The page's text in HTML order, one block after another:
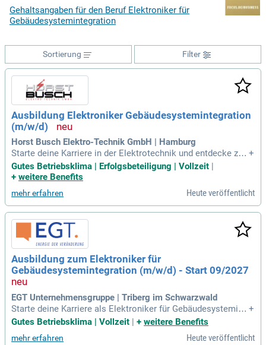
Gehaltsangaben für den Beruf Elektroniker für
Gebäudesystemintegration
Filter
Sortierung
Ausbildung Elektroniker Gebäudesystemintegration
(m/w/d)
Horst Busch Elektro-Technik GmbH | Hamburg
Starte deine Karriere in der Elektrotechnik und entdecke zah
lreiche Jobmöglichkeiten als Elektroniker, Elektrotechniker,
Meister oder Ingenieur! Bei uns profitierst du von überdurch
nus, der deine Ausbildungsvergütung enorm steigert. Du brin
gst einen mittleren Schulabschluss oder Abitur mit und hast
eine Leidenschaft für Elektrotechnik? Wir suchen kommuni
kative und zuverlässige Talente, die im Team arbeiten könne
n. Zudem bieten wir hohe Übernahmechancen, Azubi-Events
und professionelle Schulungen. Sicher dir jetzt dein Praktiku
m vor der Ausbildung und werde Teil eines innovativen Unte
rnehmens!
+
Gutes Betriebsklima | Erfolgsbeteiligung | Vollzeit
+ weitere Benefits
mehr erfahren Heute veröffentlicht
Ausbildung zum Elektroniker für
Gebäudesystemintegration (m/w/d) - Start 09/2027
EGT Unternehmensgruppe | Triberg im Schwarzwald
Starte deine Karriere als Elektroniker für Gebäudesystemint
egration (m/w/d) in Georgen im Schwarzwald, mit Ausbildun
ung erlernst du die Grundlagen der Elektrotechnik und die In
+
Gutes Betriebsklima | Vollzeit | + weitere Benefits
mehr erfahren Heute veröffentlicht